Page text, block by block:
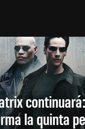
la quinta